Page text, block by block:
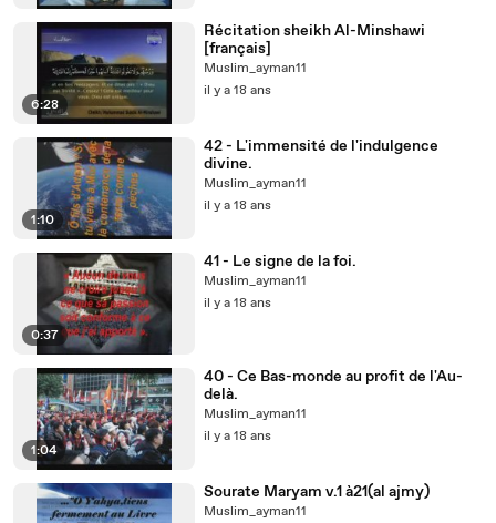
6:28
Récitation sheikh Al-Minshawi
[français]
Muslim_ayman11
il y a 18 ans
1:10
42 - L'immensité de l'indulgence
divine.
Muslim_ayman11
il y a 18 ans
0:37
41 - Le signe de la foi.
Muslim_ayman11
il y a 18 ans
1:04
40 - Ce Bas-monde au profit de l'Au-
delà.
Muslim_ayman11
il y a 18 ans
Sourate Maryam v.1 à21(al ajmy)
Muslim_ayman11